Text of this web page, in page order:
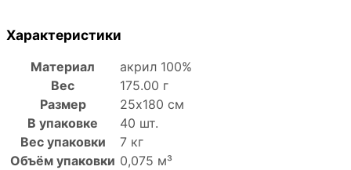
Характеристики
Материал
акрил 100%
Вес
175.00 г
Размер
25х180 см
В упаковке
40 шт.
Вес упаковки
7 кг
Объём упаковки 0,075 м³